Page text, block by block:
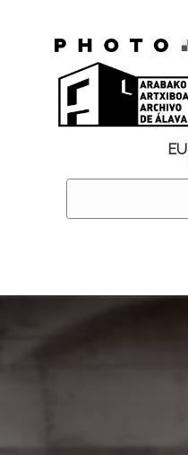
EU